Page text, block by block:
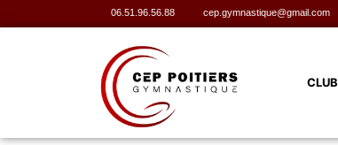
06.51.96.56.88 cep.gymnastique@gmail.com
CLUB